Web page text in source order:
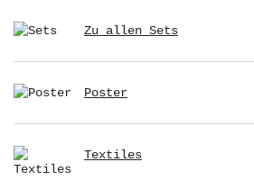
Zu allen Sets
Poster
Textiles